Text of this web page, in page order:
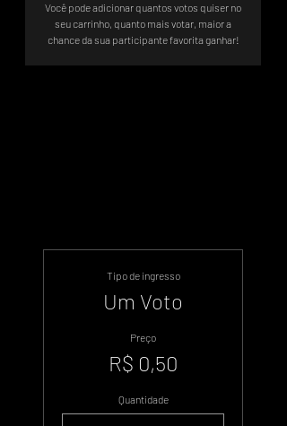
Você pode adicionar quantos votos quiser no
seu carrinho, quanto mais votar, maior a
chance da sua participante favorita ganhar!
Tipo de ingresso
Um Voto
Preço
R$ 0,50
Quantidade